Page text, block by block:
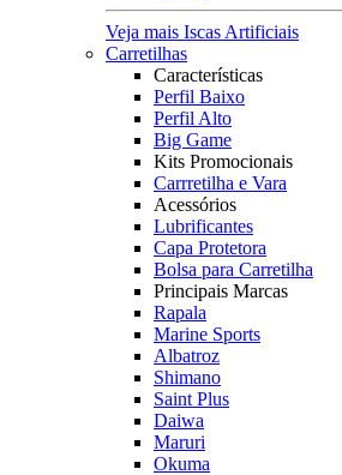
Veja mais Iscas Artificiais
Carretilhas
Características
Perfil Baixo
Perfil Alto
Big Game
Kits Promocionais
Carrretilha e Vara
Acessórios
Lubrificantes
Capa Protetora
Bolsa para Carretilha
Principais Marcas
Rapala
Marine Sports
Albatroz
Shimano
Saint Plus
Daiwa
Maruri
Okuma